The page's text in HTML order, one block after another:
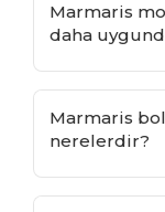
Marmaris
daha
Marmaris
nerelerdir?